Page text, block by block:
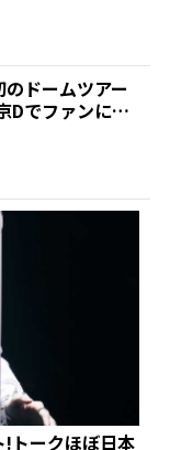
のドームツアー
Dでファンに感
!トークほぼ日本